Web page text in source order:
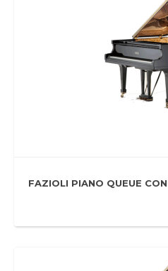
FAZIOLI PIANO QUEUE